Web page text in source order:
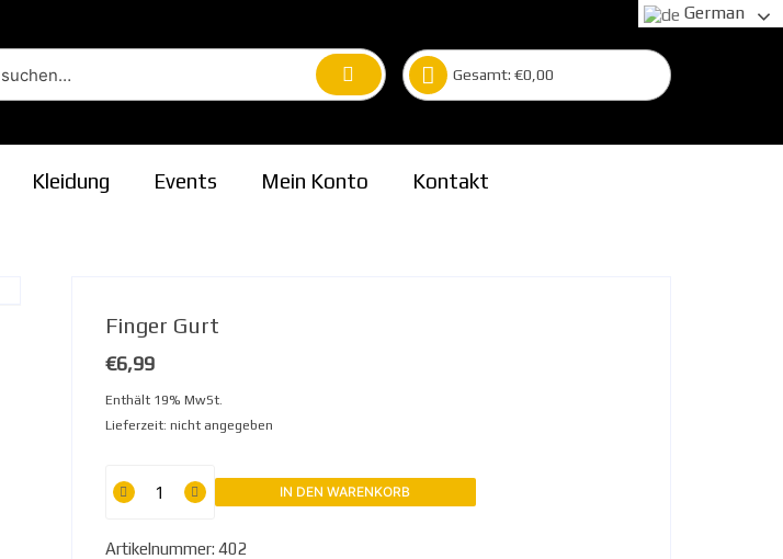
Gesamt: €0,00
Kleidung Events Mein Konto Kontakt
German
Finger Gurt
€6,99
Enthält 19% MwSt.
Lieferzeit: nicht angegeben
Gurt
IN DEN WARENKORB
Artikelnummer: 402